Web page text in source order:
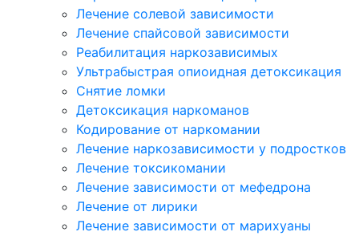
Лечение солевой зависимости
Лечение спайсовой зависимости
Реабилитация наркозависимых
Ультрабыстрая опиоидная детоксикация
Снятие ломки
Детоксикация наркоманов
Кодирование от наркомании
Лечение наркозависимости у подростков
Лечение токсикомании
Лечение зависимости от мефедрона
Лечение от лирики
Лечение зависимости от марихуаны